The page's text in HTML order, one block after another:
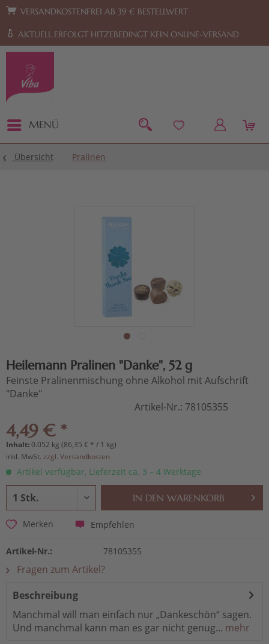
Zur Hauptnavigation springen Zum Footer springen
VERSANDKOSTENFREI AB 39 € BESTELLWERT
AKTUELL ERFOLGT HITZEBEDINGT KEIN ONLINE-VERSAND
MENÜ
Übersicht Pralinen
Heilemann Pralinen "Danke", 52 g
Feinste Pralinenmischung ohne Alkohol mit Aufschrift
"Danke"
Artikel-Nr.: 78105355
4,49 € *
Inhalt:0.052 kg (86,35 € * / 1 kg)
inkl. MwSt. zzgl. Versandkosten
Artikel verfügbar, Lieferzeit ca. 3 – 4 Werktage
IN DEN WARENKORB
Merken Empfehlen
Artikel-Nr.: 78105355
Fragen zum Artikel?
Beschreibung
Manchmal will man einfach nur „Dankeschön“ sagen.
Und manchmal kann man es gar nicht genug... mehr